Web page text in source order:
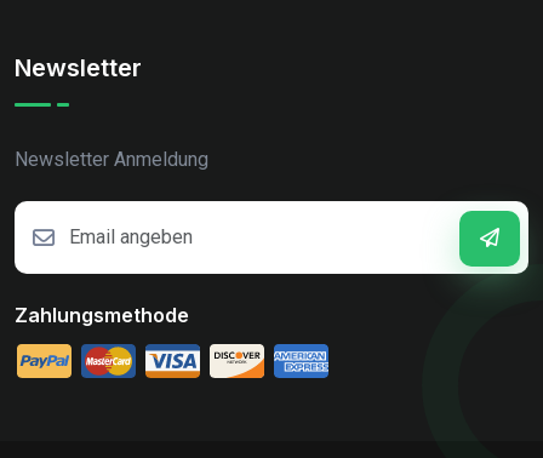
Newsletter
Newsletter Anmeldung
Zahlungsmethode